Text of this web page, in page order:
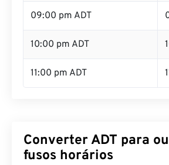
09:00 pm ADT
10:00 pm ADT
11:00 pm ADT
Converter ADT para
fusos horários